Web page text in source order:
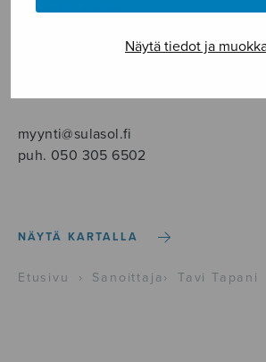
Näytä tiedot ja
Myymälä avoinna
myynti@sulasol.fi
puh. 050 305 6502
NÄYTÄ KARTALLA
Etusivu › Sanoittaja › Tavi Tapani